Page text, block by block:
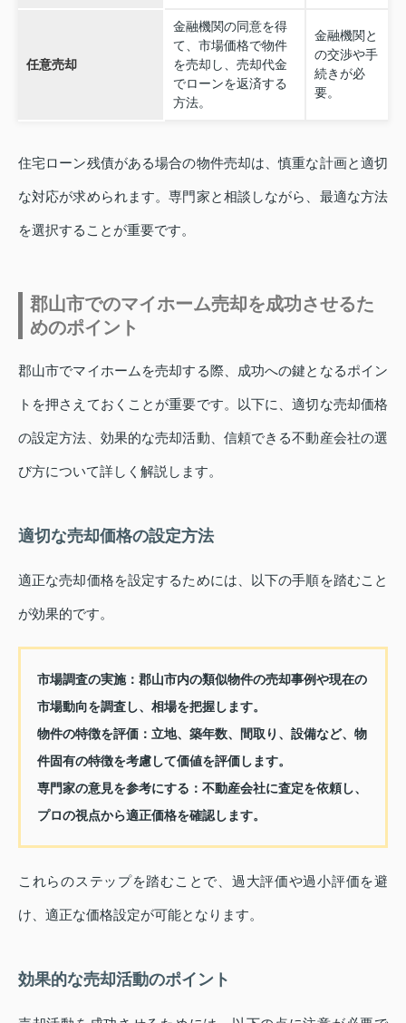
任意売却
金融機関の同意を得
て、市場価格で物件
を売却し、売却代金
でローンを返済する
方法。
金融機関と
の交渉や手
続きが必
要。
住宅ローン残債がある場合の物件売却は、慎重な計画と適切
な対応が求められます。専門家と相談しながら、最適な方法
を選択することが重要です。
郡山市でのマイホーム売却を成功させるた
めのポイント
郡山市でマイホームを売却する際、成功への鍵となるポイン
トを押さえておくことが重要です。以下に、適切な売却価格
の設定方法、効果的な売却活動、信頼できる不動産会社の選
び方について詳しく解説します。
適切な売却価格の設定方法
適正な売却価格を設定するためには、以下の手順を踏むこと
が効果的です。
市場調査の実施： 郡山市内の類似物件の売却事例や現在の
市場動向を調査し、相場を把握します。
物件の特徴を評価： 立地、築年数、間取り、設備など、物
件固有の特徴を考慮して価値を評価します。
専門家の意見を参考にする： 不動産会社に査定を依頼し、
プロの視点から適正価格を確認します。
これらのステップを踏むことで、過大評価や過小評価を避
け、適正な価格設定が可能となります。
効果的な売却活動のポイント